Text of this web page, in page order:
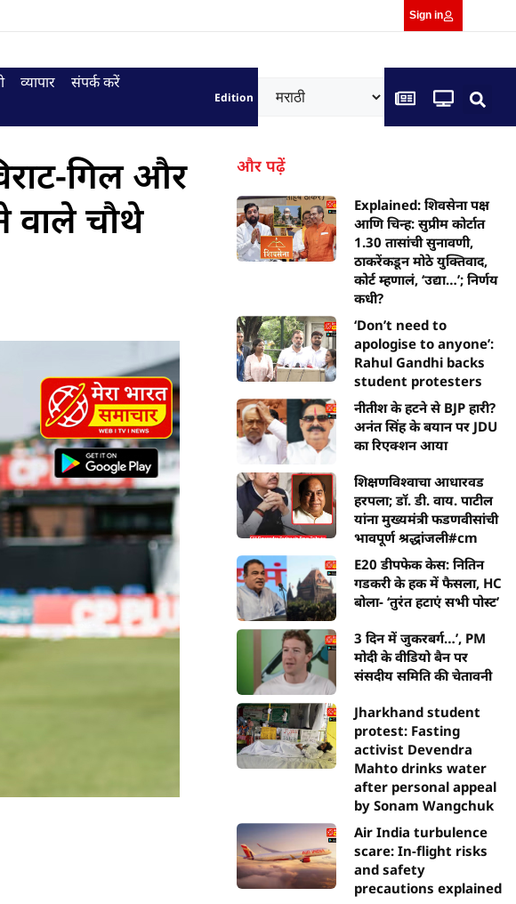
Sign in
व्यापार
संपर्क करें
Edition
गिल और
वाले चौथे
और पढ़ें
Explained: शिवसेना पक्ष
आणि चिन्ह: सुप्रीम कोर्टात
1.30 तासांची सुनावणी,
ठाकरेंकडून मोठे युक्तिवाद,
कोर्ट म्हणालं, ‘उद्या…’; निर्णय
कधी?
‘Don’t need to
apologise to anyone’:
Rahul Gandhi backs
student protesters
नीतीश के हटने से BJP हारी?
अनंत सिंह के बयान पर JDU
का रिएक्शन आया
शिक्षणविश्वाचा आधारवड
हरपला; डॉ. डी. वाय. पाटील
यांना मुख्यमंत्री फडणवीसांची
भावपूर्ण श्रद्धांजली#cm
E20 डीपफेक केस: नितिन
गडकरी के हक में फैसला, HC
बोला- ‘तुरंत हटाएं सभी पोस्ट’
3 दिन में जुकरबर्ग…’, PM
मोदी के वीडियो बैन पर
संसदीय समिति की चेतावनी
Jharkhand student
protest: Fasting
activist Devendra
Mahto drinks water
after personal appeal
by Sonam Wangchuk
Air India turbulence
scare: In-flight risks
and safety
precautions explained